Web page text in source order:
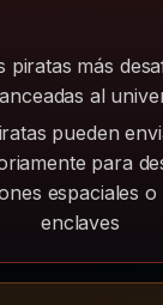
piratas más
al
pueden
para
espaciales
enclaves